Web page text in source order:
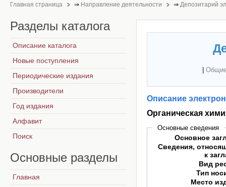
Главная страница ⇒ Направление деятельности ⇒ Депозитарий
Описание
Органическая
Основные сведения
Основное
Сведения,
к
Вид
Тип
Место
Разделы каталога
Описание каталога
Новые поступления
Периодические издания
Производители
Год издания
Алфавит
Поиск
Основные разделы
Главная